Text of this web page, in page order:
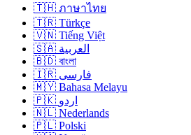
🇹🇭 ภาษาไทย
🇹🇷 Türkçe
🇻🇳 Tiếng Việt
🇸🇦 العربية
🇧🇩 বাংলা
🇮🇷 فارسی
🇲🇾 Bahasa Melayu
🇵🇰 اردو
🇳🇱 Nederlands
🇵🇱 Polski